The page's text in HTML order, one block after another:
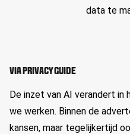
data te
VIA PRIVACY GUIDE
De inzet van AI verandert in
we werken. Binnen de
kansen, maar tegelijkertijd